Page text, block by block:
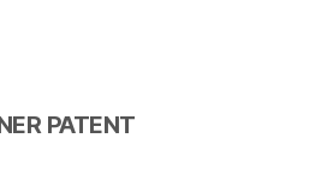
정보
지식인PATENT